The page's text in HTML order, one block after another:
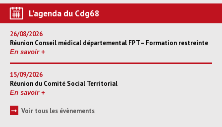
L'agenda du Cdg68
26/08/2026
Réunion Conseil médical départemental FPT – Formation restreinte
En savoir +
15/09/2026
Réunion du Comité Social Territorial
En savoir +
➞ Voir tous les évènements